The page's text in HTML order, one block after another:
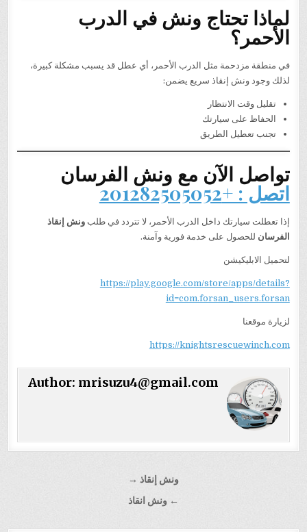
لماذا تحتاج ونش في الدرب
الأحمر؟
في منطقة مزدحمة مثل الدرب الأحمر، أي عطل قد يسبب مشكلة كبيرة،
لذلك وجود ونش إنقاذ سريع يضمن:
تقليل وقت الانتظار
الحفاظ على سيارتك
تجنب تعطيل الطريق
تواصل الآن مع ونش الفرسان
اتصل : +201282505052
إذا تعطلت سيارتك داخل الدرب الأحمر، لا تتردد في طلبونش إنقاذ
الفرسان للحصول على خدمة فورية وآمنة.
لتحميل الابليكيشن
https://play.google.com/store/apps/details?
id=com.forsan_users.forsan
لزيارة موقعنا
https://knightsrescuewinch.com
Author: mrisuzu4@gmail.com
ونش إنقاذ →
← ونش انقاذ